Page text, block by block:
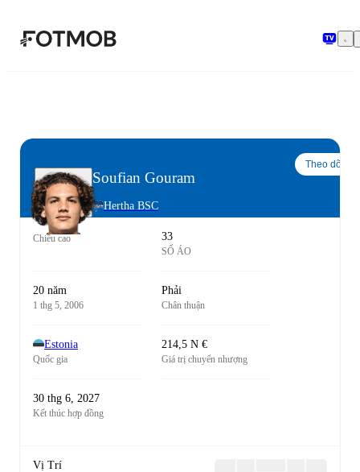
Soufian Gouram
Hertha BSC
Theo dõi
Chiều cao 33
SỐ ÁO
20 năm
1 thg 5, 2006
Phải
Chân thuận
Estonia
Quốc gia
214,5 N €
Giá trị chuyển nhượng
30 thg 6, 2027
Kết thúc hợp đồng
Vị Trí